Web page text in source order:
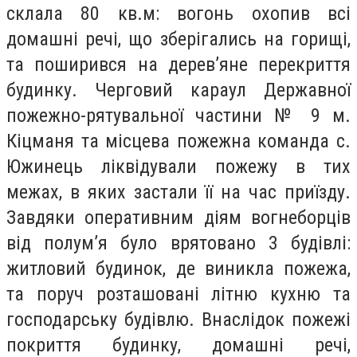
склала 80 кв.м: вогонь охопив всі
домашні речі, що зберігались на горищі,
та поширився на дерев’яне перекриття
будинку. Черговий караул Державної
пожежно-рятувальної частини № 9 м.
Кіцманя та місцева пожежна команда с.
Южинець ліквідували пожежу в тих
межах, в яких застали її на час приїзду.
Завдяки оперативним діям вогнеборців
від полум’я було врятовано 3 будівлі:
житловий будинок, де виникла пожежа,
та поруч розташовані літню кухню та
господарську будівлю. Внаслідок пожежі
покриття будинку, домашні речі,